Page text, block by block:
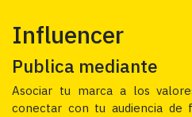
Influencer
Publica mediante
Asociar tu marca a los
conectar con tu audiencia de